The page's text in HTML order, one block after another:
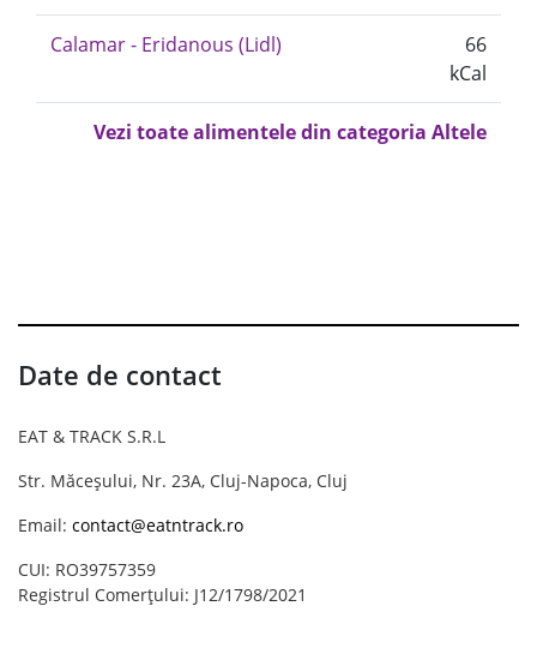
Calamar - Eridanous (Lidl)
66
kCal
Vezi toate alimentele din categoria Altele
Date de contact
EAT & TRACK S.R.L
Str. Măceșului, Nr. 23A, Cluj-Napoca, Cluj
Email: contact@eatntrack.ro
CUI: RO39757359
Registrul Comerțului: J12/1798/2021